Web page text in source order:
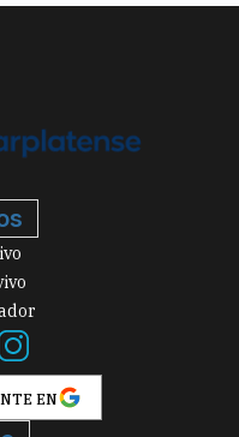
EN